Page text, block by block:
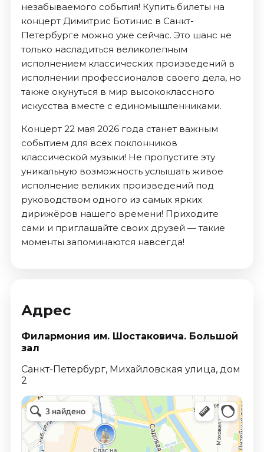
незабываемого события! Купить билеты на
концерт Димитрис Ботинис в Санкт-
Петербурге можно уже сейчас. Это шанс не
только насладиться великолепным
исполнением классических произведений в
исполнении профессионалов своего дела, но
также окунуться в мир высококлассного
искусства вместе с единомышленниками.
Концерт 22 мая 2026 года станет важным
событием для всех поклонников
классической музыки! Не пропустите эту
уникальную возможность услышать живое
исполнение великих произведений под
руководством одного из самых ярких
дирижёров нашего времени! Приходите
сами и приглашайте своих друзей — такие
моменты запоминаются навсегда!
Адрес
Филармония им. Шостаковича. Большой
зал
Санкт-Петербург, Михайловская улица, дом
2